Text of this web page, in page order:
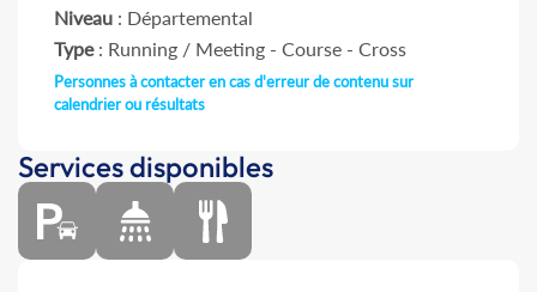
Niveau : Départemental
Type: Running / Meeting - Course - Cross
Personnes à contacter en cas d'erreur de contenu sur
calendrier ou résultats
Services disponibles